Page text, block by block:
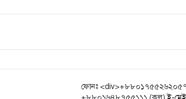
ফোনঃ <div>+৮৮০১৭৫৫২৬২০৫৭